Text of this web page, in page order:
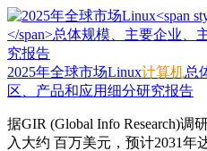
2025年全球市场Linux计算机总
区、产品和应用细分研究报告
据GIR (Global Info Research)调
入大约 百万美元，预计2031年